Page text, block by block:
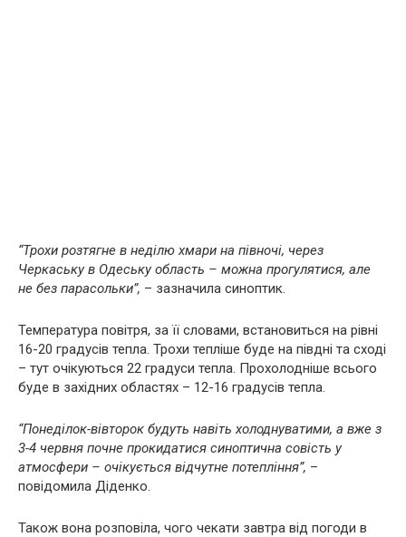
“Трохи розтягне в неділю хмари на півночі, через
Черкаську в Одеську область – можна прогулятися, але
не без парасольки”, – зазначила синоптик.
Температура повітря, за її словами, встановиться на рівні
16-20 градусів тепла. Трохи тепліше буде на півдні та сході
– тут очікуються 22 градуси тепла. Прохолодніше всього
буде в західних областях – 12-16 градусів тепла.
“Понеділок-вівторок будуть навіть холоднуватими, а вже з
3-4 червня почне прокидатися синоптична совість у
атмосфери – очікується відчутне потепління”, –
повідомила Діденко.
Також вона розповіла, чого чекати завтра від погоди в